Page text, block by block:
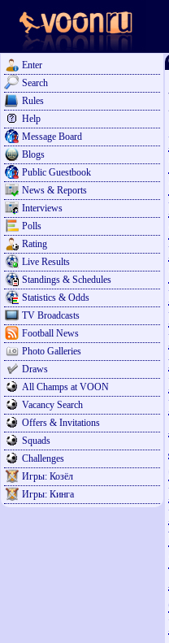
Enter
Search
Rules
Help
Message Board
Blogs
Public Guestbook
News & Reports
Interviews
Polls
Rating
Live Results
Standings & Schedules
Statistics & Odds
TV Broadcasts
Football News
Photo Galleries
Draws
All Champs at VOON
Vacancy Search
Offers & Invitations
Squads
Challenges
Игры: Козёл
Игры: Кинга